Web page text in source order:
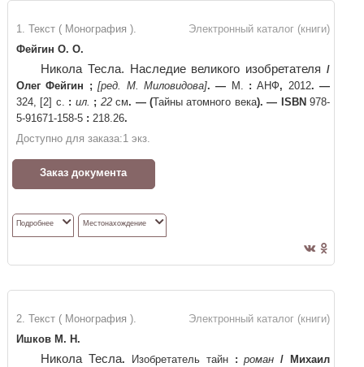
Электронный каталог (книги)
1. Текст ( Монография ).
Фейгин О. О.
Никола Тесла. Наследие великого изобретателя /
Олег Фейгин ; [ред. М. Миловидова]. — М. : АНФ, 2012. —
324, [2] с. : ил. ; 22см. — (Тайны атомного века). — ISBN 978-
5-91671-158-5 : 218.26.
Доступно для заказа:1 экз.
Заказ документа
Подробнее Местонахождение
Электронный каталог (книги)
2. Текст ( Монография ).
Ишков М. Н.
Никола Тесла. Изобретатель тайн : роман /
Михаил